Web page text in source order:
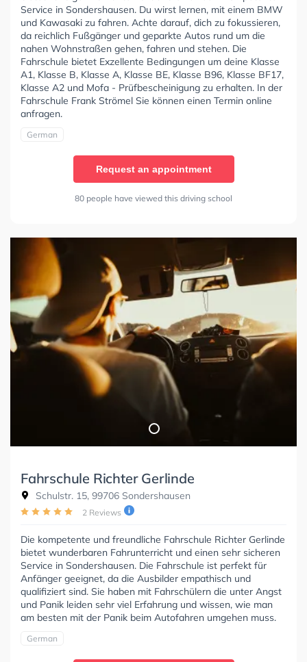
Service in Sondershausen. Du wirst lernen, mit einem BMW
und Kawasaki zu fahren. Achte darauf, dich zu fokussieren,
da reichlich Fußgänger und geparkte Autos rund um die
nahen Wohnstraßen gehen, fahren und stehen. Die
Fahrschule bietet Exzellente Bedingungen um deine Klasse
A1, Klasse B, Klasse A, Klasse BE, Klasse B96, Klasse BF17,
Klasse A2 und Mofa - Prüfbescheinigung zu erhalten. In der
Fahrschule Frank Strömel Sie können einen Termin online
anfragen.
German
Request an appointment
80 people have viewed this driving school
Fahrschule Richter Gerlinde
Schulstr. 15, 99706 Sondershausen
2 Reviews
Die kompetente und freundliche Fahrschule Richter Gerlinde
bietet wunderbaren Fahrunterricht und einen sehr sicheren
Service in Sondershausen. Die Fahrschule ist perfekt für
Anfänger geeignet, da die Ausbilder empathisch und
qualifiziert sind. Sie haben mit Fahrschülern die unter Angst
und Panik leiden sehr viel Erfahrung und wissen, wie man
am besten mit der Panik beim Autofahren umgehen muss.
German